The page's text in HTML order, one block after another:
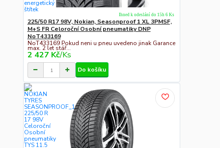
225/50 R17 98V, Nokian, Seasonproof 1 XL 3PMSF,
M+S FR Celoroční Osobní pneumatiky DNP
NoT433169
NoT433169 Pokud neni u pneu uvedeno jinak Garance
max. 2 let stář...
2 427 Kč/Ks
Ihned k odeslání do 15h 6 Ks
Do košíku